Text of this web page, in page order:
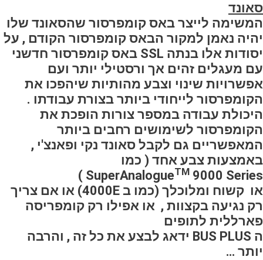
סאונד
המשימה לייצר באס קומפרסור שהסאונד שלו
יהיה נאמן למקור הבאס קומפרסור הקודם , על
יסודות אלו בנתה SSL באס קומפרסור חדשני
עם מעגלים זהים אך ורסטילי יותר ועם
אפשרויות שינוי וצבע מהותיות שיהפכו את
הקומפרסור לייחודי ביותר בצורת עבודתו .
היכולת עבודה במספר צורות הופכת את
הקומפרסור לשימושים רחבים ביותר
המאפשריים גם לקבל סאונד נקי ופאנצ'י ,
באמצעות צבע אחד ( כמו
SuperAnalogueTM 9000 Series )
או קשוח ומלוכלך (כמו ב 4000E) או אם צריך
רק נגיעה בקצוות , או אפילו רק קומפריסה
פארללית לתופים
ה BUS PLUS ידאג לבצע את כל זה , והרבה
יותר …